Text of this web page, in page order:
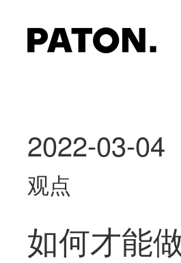
2022-03-04
观点
如何才能